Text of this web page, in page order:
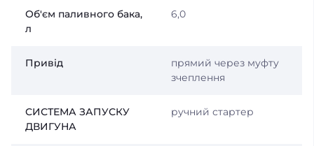
Об'єм паливного бака,
л
6,0
Привід
прямий через муфту
зчеплення
СИСТЕМА ЗАПУСКУ
ДВИГУНА
ручний стартер